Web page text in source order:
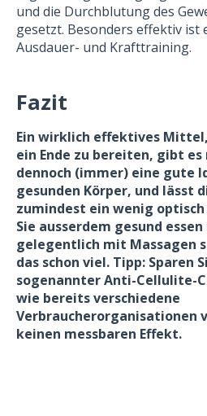
und die Durchblutung des
gesetzt. Besonders effektiv ist
Ausdauer- und Krafttraining.
Fazit
Ein wirklich effektives
ein Ende zu bereiten, gibt
dennoch (immer) eine gute
gesunden Körper, und lässt
zumindest ein wenig optisch
Sie ausserdem gesund
gelegentlich mit Massagen
das schon viel. Tipp: Sparen
sogenannter Anti-Cellulite-
wie bereits verschiedene
Verbraucherorganisationen
keinen messbaren Effekt.